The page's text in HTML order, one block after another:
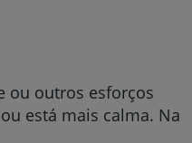
ou outros esforços
está mais calma. Na